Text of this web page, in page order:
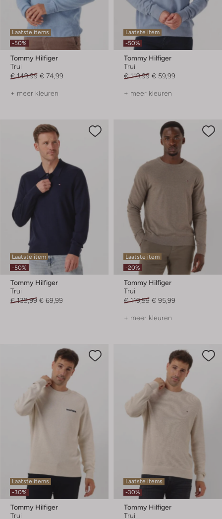
Laatste items
-50%
Tommy Hilfiger
Trui
€ 149,99 € 74,99
+ meer kleuren
Laatste item
-50%
Tommy Hilfiger
Trui
€ 119,99 € 59,99
+ meer kleuren
Laatste item
-50%
Tommy Hilfiger
Trui
€ 139,99 € 69,99
Laatste item
-20%
Tommy Hilfiger
Trui
€ 119,99 € 95,99
+ meer kleuren
Laatste items
-30%
Tommy Hilfiger
Trui
Laatste items
-30%
Tommy Hilfiger
Trui